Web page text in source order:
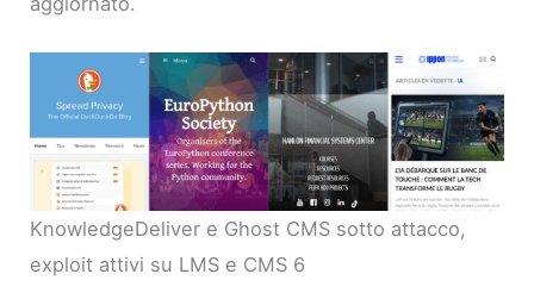
KnowledgeDeliver e Ghost CMS sotto attacco,
exploit attivi su LMS e CMS 6